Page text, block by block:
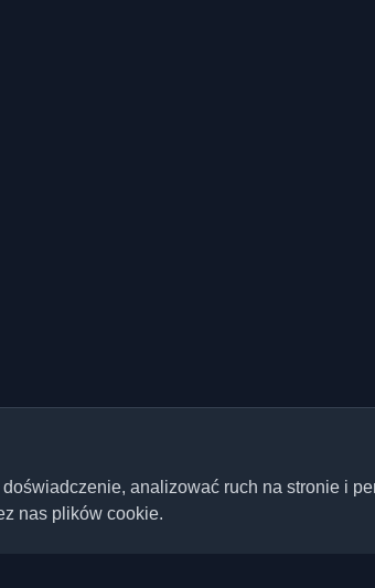
analizować ruch na stronie i
nas plików cookie.